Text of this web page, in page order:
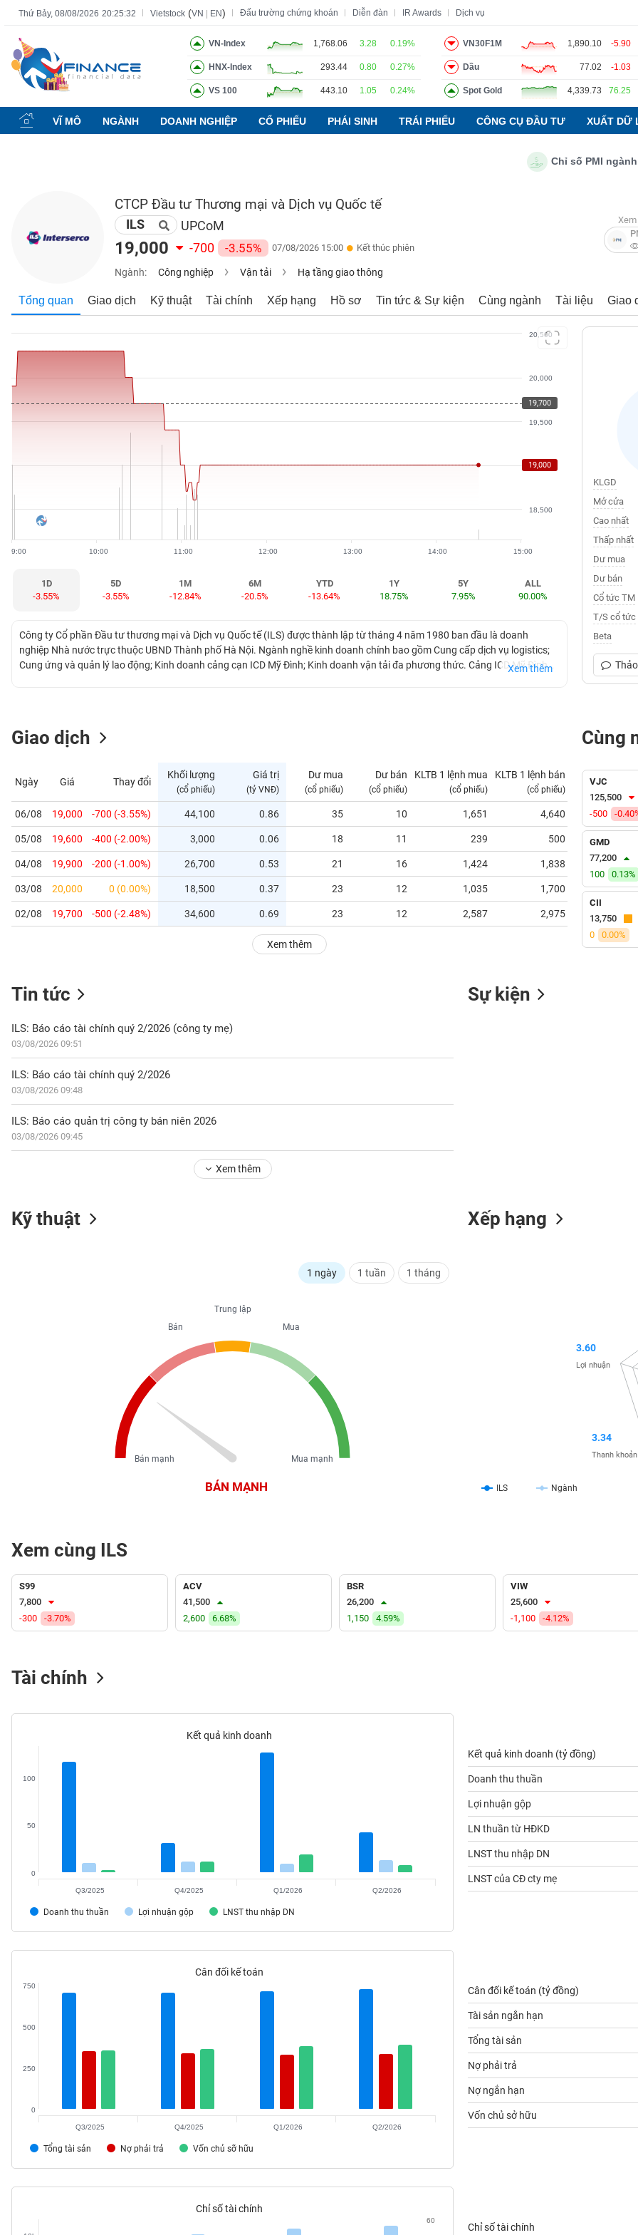
Thứ Bảy, 08/08/2026 20:25:33 Vietstock (VN EN) Đấu trường chứng khoán Diễn đàn IR Awards Dịch vụ
VN-Index 1,768.06 3.28 0.19%
HNX-Index 293.44 0.80 0.27%
VS 100 443.10 1.05 0.24%
VN30F1M 1,890.10 -5.90
Dầu 77.02 -1.03
Spot Gold 4,339.73 76.25
VĨ MÔ NGÀNH DOANH NGHIỆP CỔ PHIẾU PHÁI SINH TRÁI PHIẾU CÔNG CỤ ĐẦU TƯ XUẤT DỮ
Chỉ số PMI ngành
CTCP Đầu tư Thương mại và Dịch vụ Quốc tế
ILS UPCoM
19,000 -700 -3.55% 07/08/2026 15:00 Kết thúc phiên
Ngành: Công nghiệp Vận tải Hạ tầng giao thông
Tổng quan Giao dịch Kỹ thuật Tài chính Xếp hạng Hồ sơ Tin tức & Sự kiện Cùng ngành Tài liệu Giao
18,500
19,000
19,500
20,000
20,500
9:00 10:00 11:00 12:00 13:00 14:00 15:00
19,700
19,000
1D
-3.55%
5D
-3.55%
1M
-12.84%
6M
-20.5%
YTD
-13.64%
1Y
18.75%
5Y
7.95%
ALL
90.00%
Công ty Cổ phần Đầu tư thương mại và Dịch vụ Quốc tế (ILS) được thành lập từ tháng 4 năm 1980 ban đầu là doanh
nghiệp Nhà nước trực thuộc UBND Thành phố Hà Nội. Ngành nghề kinh doanh chính bao gồm Cung cấp dịch vụ logistics;
Cung ứng và quản lý lao động; Kinh doanh cảng cạn ICD Mỹ Đình; Kinh doanh vận tải đa phương thức. Cảng ICD Mỹ Đình
Xem thêm
KLGD
Mở cửa
Cao nhất
Thấp nhất
Dư mua
Dư bán
Cổ tức TM
T/S cổ tức
Beta
Giao dịch
Ngày Giá Thay đổi
Khối lượng
(cổ phiếu)
Giá trị
(tỷ VNĐ)
Dư mua
(cổ phiếu)
Dư bán
(cổ phiếu)
KLTB 1 lệnh mua
(cổ phiếu)
KLTB 1 lệnh bán
(cổ phiếu)
06/08 19,000 -700 (-3.55%) 44,100 0.86 35 10 1,651 4,640 0.00
05/08 19,600 -400 (-2.00%) 3,000 0.06 18 11 239 500
04/08 19,900 -200 (-1.00%) 26,700 0.53 21 16 1,424 1,838 0.00
03/08 20,000 0 (0.00%) 18,500 0.37 23 12 1,035 1,700 0.00
02/08 19,700 -500 (-2.48%) 34,600 0.69 23 12 2,587 2,975 0.00
Xem thêm
Cùng
VJC
125,500
-500
-
GMD
77,200
100
0.13%
CII
13,750
0
0.00%
Tin tức
ILS: Báo cáo tài chính quý 2/2026 (công ty mẹ)
03/08/2026 09:51
ILS: Báo cáo tài chính quý 2/2026
03/08/2026 09:48
ILS: Báo cáo quản trị công ty bán niên 2026
03/08/2026 09:45
Xem thêm
Sự kiện
Kỹ thuật
1 ngày 1 tuần 1 tháng
BÁN MẠNH
Trung lập
Mua
Mua mạnh
Bán
Bán mạnh
Xếp hạng
ILS Ngành
3.34
Thanh khoản
3.60
Lợi nhuận
Xem cùng ILS
S99
7,800
-300
-3.70%
ACV
41,500
2,600
6.68%
BSR
26,200
1,150
4.59%
VIW
25,600
-1,100
-4.12%
Tài chính
Kết quả kinh doanh
Doanh thu thuần Lợi nhuận gộp LNST thu nhập DN
0
50
100
Q3/2025 Q4/2025 Q1/2026 Q2/2026
Kết quả kinh doanh (tỷ đồng)
Doanh thu thuần
Lợi nhuận gộp
LN thuần từ HĐKD
LNST thu nhập DN
LNST của CĐ cty mẹ
Cân đối kế toán
Tổng tài sản Nợ phải trả Vốn chủ sỡ hữu
0
250
500
750
Q3/2025 Q4/2025 Q1/2026 Q2/2026
Cân đối kế toán (tỷ đồng)
Tài sản ngắn hạn
Tổng tài sản
Nợ phải trả
Nợ ngắn hạn
Vốn chủ sở hữu
Chỉ số tài chính
60
Chỉ số tài chính
Tất cả Tính năng Ngành Mã chứng khoán Lãnh đạo Báo cáo phân tích Thuật ngữ
Tính
năng
(-)
KHOÁN
NGHIỆP
BẤT
HÓA
GIỚI
CÁ
NHÂN
PHÂN
TÍCH
VIETSTOCKFINANCE
DOANH
NGHIỆP
CỔ
PHIẾU
SINH
(-)
VS-
SECTOR
LIỆU
NGHIỆP
TIÊU
THIẾT
TIÊU
THIẾT